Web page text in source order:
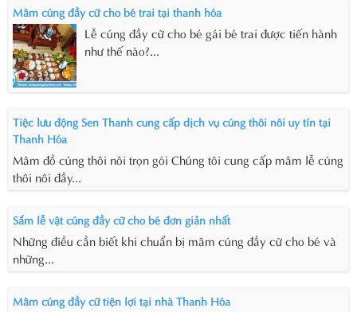
Mâm cúng đầy cữ cho bé trai tại thanh hóa
Lễ cúng đầy cữ cho bé gái bé trai được tiến hành
như thế nào?...
Tiệc lưu động Sen Thanh cung cấp dịch vụ cúng thôi nôi uy tín tại
Thanh Hóa
Mâm đồ cúng thôi nôi trọn gói Chúng tôi cung cấp mâm lễ cúng
thôi nôi đầy...
Sắm lễ vật cúng đầy cữ cho bé đơn giản nhất
Những điều cần biết khi chuẩn bị mâm cúng đầy cữ cho bé và
những...
Mâm cúng đầy cữ tiện lợi tại nhà Thanh Hóa